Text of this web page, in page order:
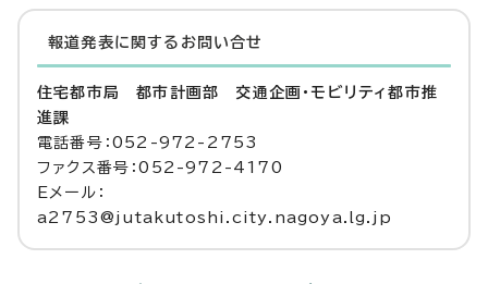
報道発表に関するお問い合せ
住宅都市局 都市計画部 交通企画・モビリティ都市推
進課
電話番号：052-972-2753
ファクス番号：052-972-4170
Eメール：
a2753@jutakutoshi.city.nagoya.lg.jp